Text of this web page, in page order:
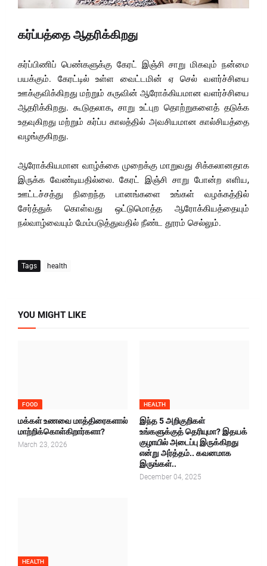
கர்ப்பத்தை ஆதரிக்கிறது
கர்ப்பிணிப் பெண்களுக்கு கேரட் இஞ்சி சாறு மிகவும் நன்மை
பயக்கும். கேரட்டில் உள்ள வைட்டமின் ஏ செல் வளர்ச்சியை
ஊக்குவிக்கிறது மற்றும் கருவின் ஆரோக்கியமான வளர்ச்சியை
ஆதரிக்கிறது. கூடுதலாக, சாறு உட்புற தொற்றுகளைத் தடுக்க
உதவுகிறது மற்றும் கர்ப்ப காலத்தில் அவசியமான கால்சியத்தை
வழங்குகிறது.
ஆரோக்கியமான வாழ்க்கை முறைக்கு மாறுவது சிக்கலானதாக
இருக்க வேண்டியதில்லை. கேரட் இஞ்சி சாறு போன்ற எளிய,
ஊட்டச்சத்து நிறைந்த பானங்களை உங்கள் வழக்கத்தில்
சேர்த்துக் கொள்வது ஒட்டுமொத்த ஆரோக்கியத்தையும்
நல்வாழ்வையும் மேம்படுத்துவதில் நீண்ட தூரம் செல்லும்.
Tags health
YOU MIGHT LIKE
FOOD
மக்கள் உணவை மாத்திரைகளால்
மாற்றிக்கொள்கிறார்களா?
March 23, 2026
HEALTH
இந்த 5 அறிகுறிகள்
உங்களுக்குத் தெரியுமா? இதயக்
குழாயில் அடைப்பு இருக்கிறது
என்று அர்த்தம்.. கவனமாக
இருங்கள்..
December 04, 2025
HEALTH